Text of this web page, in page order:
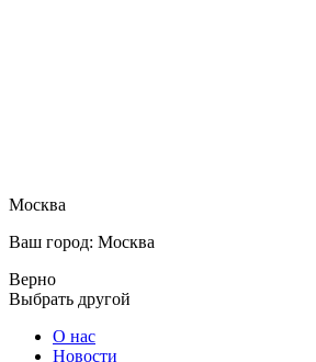
Москва
Ваш город: Москва
Верно
Выбрать другой
О нас
Новости